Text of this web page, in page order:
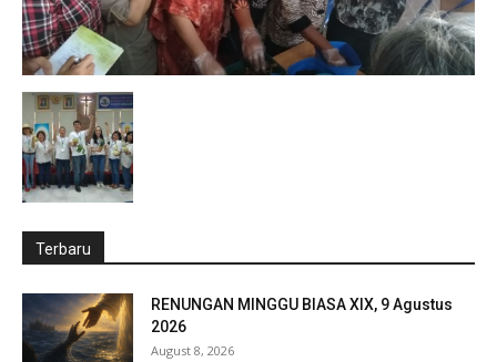
Terbaru
RENUNGAN MINGGU BIASA XIX, 9 Agustus
2026
August 8, 2026